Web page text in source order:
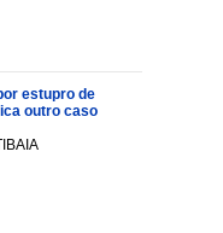
estupro de
outro caso